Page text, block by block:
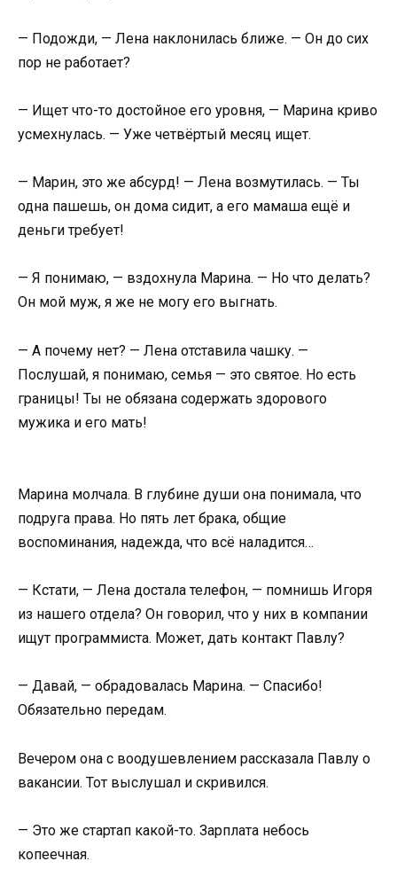
— Подожди, — Лена наклонилась ближе. — Он до сих
пор не работает?
— Ищет что-то достойное его уровня, — Марина криво
усмехнулась. — Уже четвёртый месяц ищет.
— Марин, это же абсурд! — Лена возмутилась. — Ты
одна пашешь, он дома сидит, а его мамаша ещё и
деньги требует!
— Я понимаю, — вздохнула Марина. — Но что делать?
Он мой муж, я же не могу его выгнать.
— А почему нет? — Лена отставила чашку. —
Послушай, я понимаю, семья — это святое. Но есть
границы! Ты не обязана содержать здорового
мужика и его мать!
Марина молчала. В глубине души она понимала, что
подруга права. Но пять лет брака, общие
воспоминания, надежда, что всё наладится…
— Кстати, — Лена достала телефон, — помнишь Игоря
из нашего отдела? Он говорил, что у них в компании
ищут программиста. Может, дать контакт Павлу?
— Давай, — обрадовалась Марина. — Спасибо!
Обязательно передам.
Вечером она с воодушевлением рассказала Павлу о
вакансии. Тот выслушал и скривился.
— Это же стартап какой-то. Зарплата небось
копеечная.